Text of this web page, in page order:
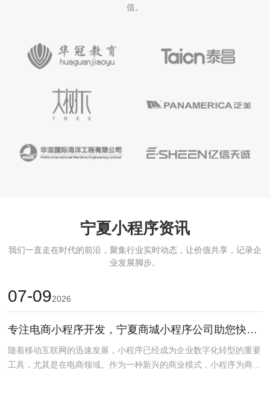
值。
宁夏小程序资讯
我们一直走在时代的前沿，聚集行业实时动态，让价值共享，记录企
业发展脚步。
07-092026
专注电商小程序开发，宁夏商城小程序公司助您快速上线
随着移动互联网的迅速发展，小程序已经成为企业数字化转型的重要
工具，尤其是在电商领域。作为一种新兴的商业模式，小程序为商家